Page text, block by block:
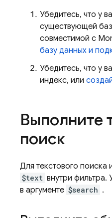
Убедитесь, что у
существующей
совместимой с
базу данных и
Убедитесь, что у
индекс, или
Выполните
поиск
Для текстового поиска
$text внутри фильтра.
в аргументе $search .